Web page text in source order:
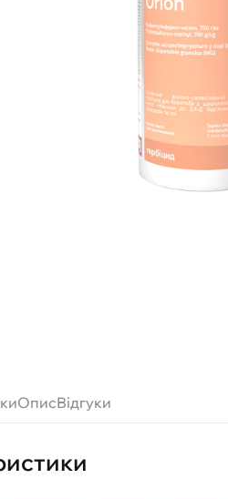
ОписВідгуки